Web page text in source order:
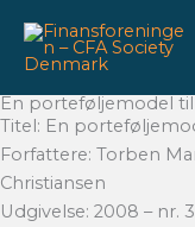
indholdet
En porteføljemodel
Titel: En
Forfattere: Torben
Christiansen
Udgivelse: 2008 – nr. 3